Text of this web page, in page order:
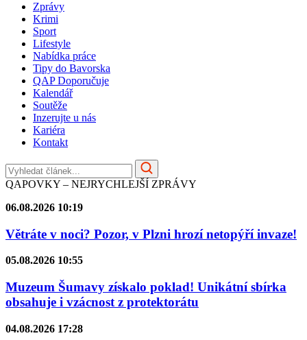
Zprávy
Krimi
Sport
Lifestyle
Nabídka práce
Tipy do Bavorska
QAP Doporučuje
Kalendář
Soutěže
Inzerujte u nás
Kariéra
Kontakt
QAPOVKY – NEJRYCHLEJŠÍ ZPRÁVY
06.08.2026 10:19
Větráte v noci? Pozor, v Plzni hrozí netopýří invaze!
05.08.2026 10:55
Muzeum Šumavy získalo poklad! Unikátní sbírka
obsahuje i vzácnost z protektorátu
04.08.2026 17:28